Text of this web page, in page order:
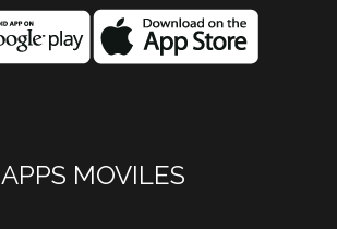
APPS MOVILES